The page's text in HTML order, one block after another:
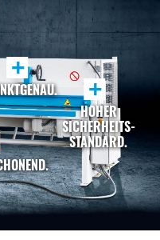
+
+
HOHER
SICHERHEITS-
STANDARD.